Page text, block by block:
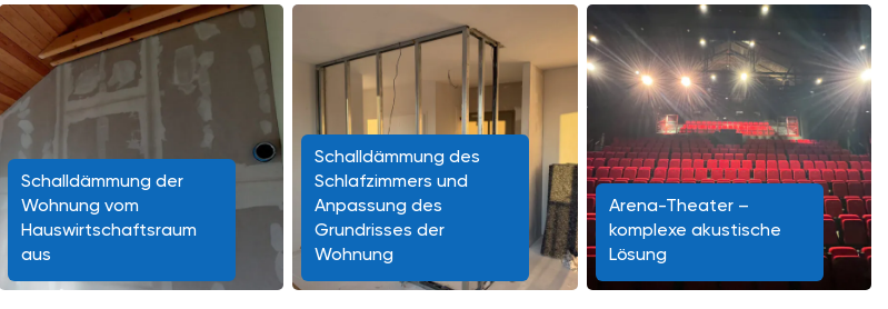
Schalldämmung der
Wohnung vom
Hauswirtschaftsraum
aus
Schalldämmung des
Schlafzimmers und
Anpassung des
Grundrisses der
Wohnung
Arena-Theater –
komplexe akustische
Lösung